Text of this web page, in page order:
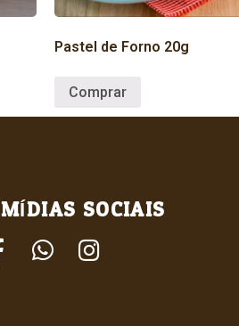
Pastel de Forno 20g
Comprar
MÍDIAS SOCIAIS